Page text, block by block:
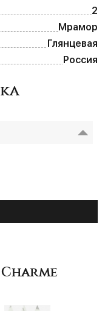
2
Мрамор
Глянцевая
Россия